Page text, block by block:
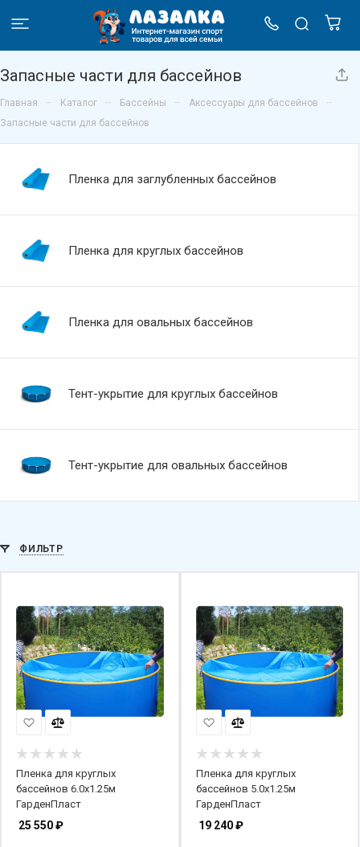
Запасные части для бассейнов
Главная – Каталог – Бассейны – Аксессуары для бассейнов –
Запасные части для бассейнов
Пленка для заглубленных бассейнов
Пленка для круглых бассейнов
Пленка для овальных бассейнов
Тент-укрытие для круглых бассейнов
Тент-укрытие для овальных бассейнов
ФИЛЬТР
Пленка для круглых
бассейнов 6.0х1.25м
ГарденПласт
25 550₽
Пленка для круглых
бассейнов 5.0х1.25м
ГарденПласт
19 240₽